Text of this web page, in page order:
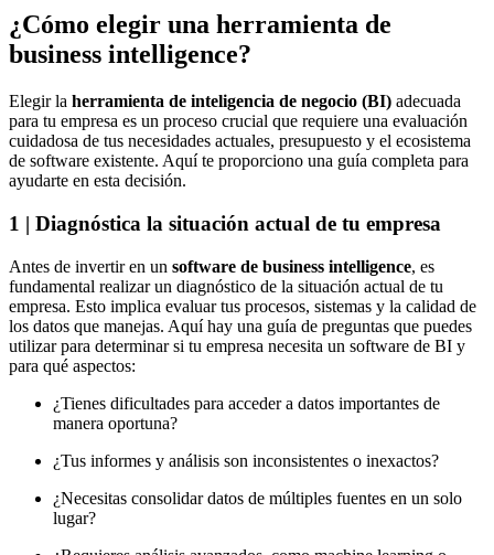
¿Cómo elegir una herramienta de
business intelligence?
Elegir la herramienta de inteligencia de negocio (BI) adecuada
para tu empresa es un proceso crucial que requiere una evaluación
cuidadosa de tus necesidades actuales, presupuesto y el ecosistema
de software existente. Aquí te proporciono una guía completa para
ayudarte en esta decisión.
1 | Diagnóstica la situación actual de tu empresa
Antes de invertir en un software de business intelligence, es
fundamental realizar un diagnóstico de la situación actual de tu
empresa. Esto implica evaluar tus procesos, sistemas y la calidad de
los datos que manejas. Aquí hay una guía de preguntas que puedes
utilizar para determinar si tu empresa necesita un software de BI y
para qué aspectos:
¿Tienes dificultades para acceder a datos importantes de
manera oportuna?
¿Tus informes y análisis son inconsistentes o inexactos?
¿Necesitas consolidar datos de múltiples fuentes en un solo
lugar?